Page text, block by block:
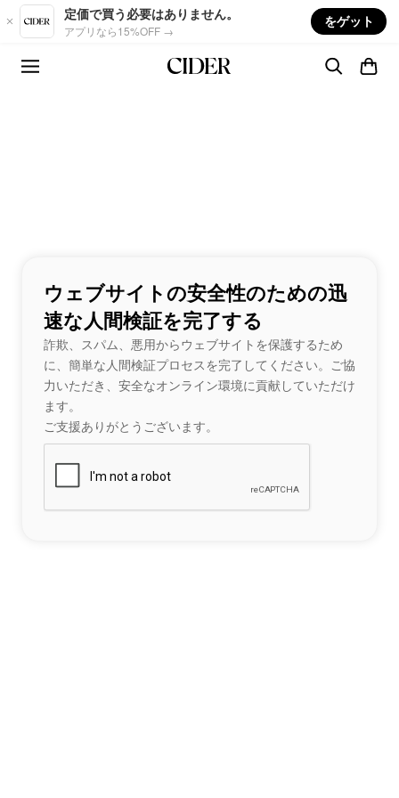
Skip to main content
定価で買う必要はありません。
アプリなら15%OFF →
をゲット
ウェブサイトの安全性のための迅
速な人間検証を完了する
詐欺、スパム、悪用からウェブサイトを保護するため
に、簡単な人間検証プロセスを完了してください。ご協
力いただき、安全なオンライン環境に貢献していただけ
ます。
ご支援ありがとうございます。